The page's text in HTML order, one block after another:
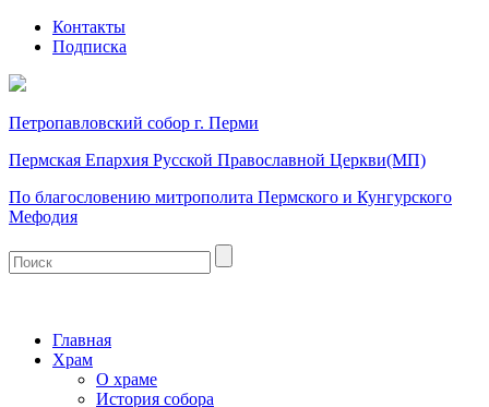
Контакты
Подписка
Петропавловский собор г. Перми
Пермская Епархия Русской Православной Церкви(МП)
По благословению митрополита Пермского и Кунгурского
Мефодия
Главная
Храм
О храме
История собора